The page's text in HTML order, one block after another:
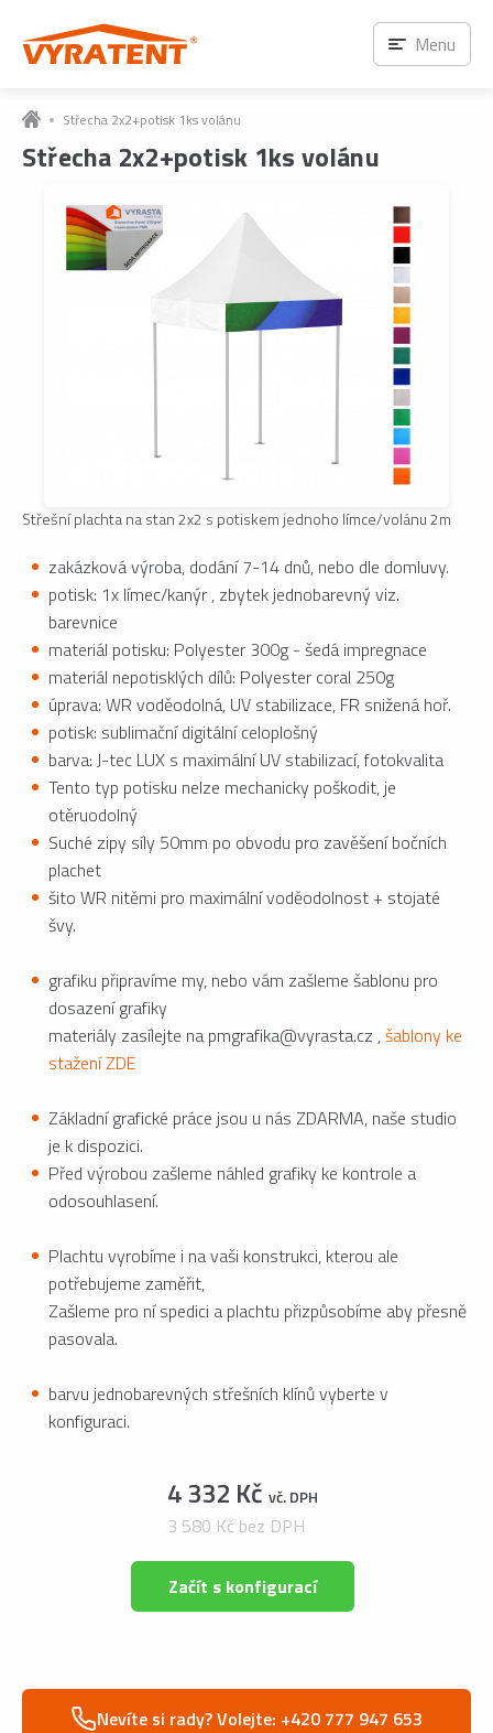
Střecha 2x2+potisk 1ks volánu
Střecha 2x2+potisk 1ks volánu
Střešní plachta na stan 2x2 s potiskem jednoho límce/volánu 2m
zakázková výroba, dodání 7-14 dnů, nebo dle domluvy.
potisk: 1x límec/kanýr , zbytek jednobarevný viz.
barevnice
materiál potisku: Polyester 300g - šedá impregnace
materiál nepotisklých dílů: Polyester coral 250g
úprava: WR voděodolná, UV stabilizace, FR snižená hoř.
potisk: sublimační digitální celoplošný
barva: J-tec LUX s maximální UV stabilizací, fotokvalita
Tento typ potisku nelze mechanicky poškodit, je
otěruodolný
Suché zipy síly 50mm po obvodu pro zavěšení bočních
plachet
šito WR nitěmi pro maximální voděodolnost + stojaté
švy.
grafiku připravíme my, nebo vám zašleme šablonu pro
dosazení grafiky
materiály zasílejte na pmgrafika@vyrasta.cz ,šablony ke
stažení ZDE
Základní grafické práce jsou u nás ZDARMA, naše studio
je k dispozici.
Před výrobou zašleme náhled grafiky ke kontrole a
odosouhlasení.
Plachtu vyrobíme i na vaši konstrukci, kterou ale
potřebujeme zaměřit,
Zašleme pro ní spedici a plachtu přizpůsobíme aby přesně
pasovala.
barvu jednobarevných střešních klínů vyberte v
konfiguraci.
4 332 Kč vč. DPH
3 580 Kč bez DPH
Začít s konfigurací
Nevíte si rady? Volejte: +420 777 947 653
Menu